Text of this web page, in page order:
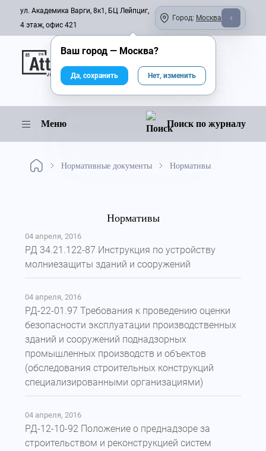
ул. Академика Варги, 8к1, БЦ Лейпциг,
4 этаж, офис 421
Город: Москва
Онлайн-журнал
Меню Поиск по журналу
Нормативные документы Нормативы
Нормативы
04 апреля, 2016
РД 34.21.122-87 Инструкция по устройству
молниезащиты зданий и сооружений
04 апреля, 2016
РД-22-01.97 Требования к проведению оценки
безопасности эксплуатации производственных
зданий и сооружений поднадзорных
промышленных производств и объектов
(обследования строительных конструкций
специализированными организациями)
04 апреля, 2016
РД-12-10-92 Положение о преднадзоре за
строительством и реконструкцией систем
Ваш город — Москва?
Да, сохранить Нет, изменить